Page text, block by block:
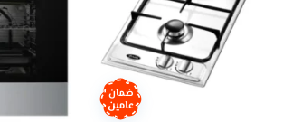
ضمان
عامين